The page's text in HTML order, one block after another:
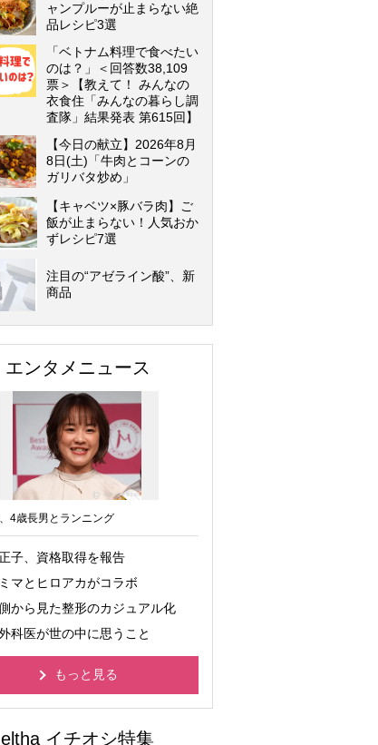
ャンプルーが止まらない絶
品レシピ3選
「ベトナム料理で食べたい
のは？」＜回答数38,109
票＞【教えて！ みんなの
衣食住「みんなの暮らし調
査隊」結果発表 第615回】
【今日の献立】2026年8月
8日(土)「牛肉とコーンの
ガリバタ炒め」
【キャベツ×豚バラ肉】ご
飯が止まらない！人気おか
ずレシピ7選
注目の“アゼライン酸”、新
商品
エンタメニュース
4歳長男とランニング
子、資格取得を報告
マとヒロアカがコラボ
から見た整形のカジュアル化
科医が世の中に思うこと
もっと見る